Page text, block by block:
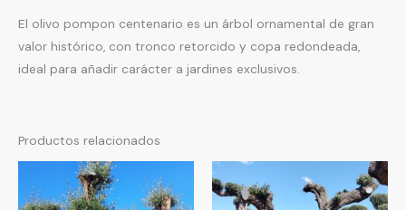
El olivo pompon centenario es un árbol ornamental de gran
valor histórico, con tronco retorcido y copa redondeada,
ideal para añadir carácter a jardines exclusivos.
Productos relacionados